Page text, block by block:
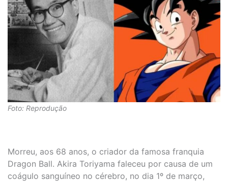
Foto: Reprodução
Morreu, aos 68 anos, o criador da famosa franquia
Dragon Ball. Akira Toriyama faleceu por causa de um
coágulo sanguíneo no cérebro, no dia 1º de março,